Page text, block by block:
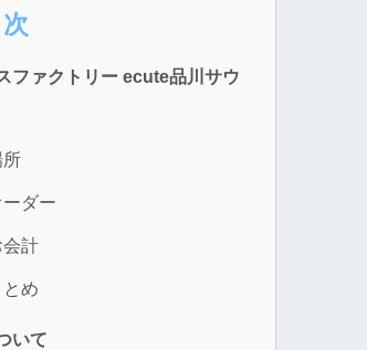
次
ファクトリー ecute品川サウ
所
ーダー
会計
とめ
いて